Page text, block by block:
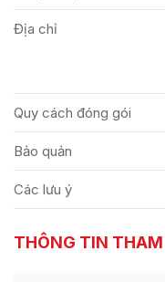
Địa chỉ
Quy cách đóng gói
Bảo quản
Các lưu ý
THÔNG TIN